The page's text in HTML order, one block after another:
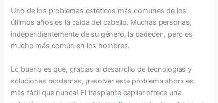
Uno de los problemas estéticos más comunes de los
últimos años es la caída del cabello. Muchas personas,
independientemente de su género, la padecen, pero es
mucho más común en los hombres.
Lo bueno es que, gracias al desarrollo de tecnologías y
soluciones modernas, ¡resolver este problema ahora es
más fácil que nunca! El trasplante capilar ofrece una